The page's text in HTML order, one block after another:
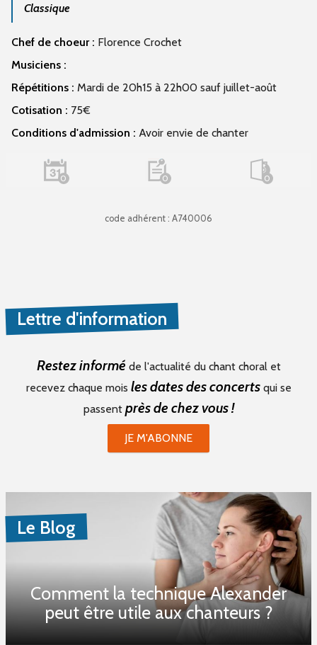
Classique
Chef de choeur : Florence Crochet
Musiciens :
Répétitions : Mardi de 20h15 à 22h00 sauf juillet-août
Cotisation : 75€
Conditions d'admission : Avoir envie de chanter
0 0 0
code adhérent : A740006
Lettre d'information
Restez informé de l'actualité du chant choral et
recevez chaque mois les dates des concertsqui se
passent près de chez vous !
JE M'ABONNE
Le Blog
Comment la technique Alexander
peut être utile aux chanteurs ?